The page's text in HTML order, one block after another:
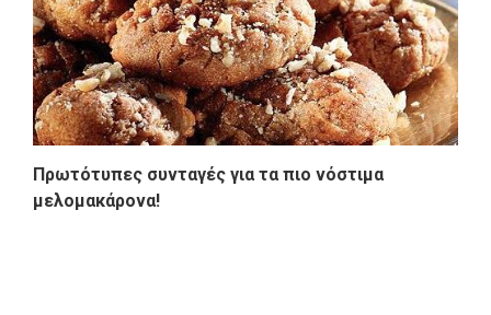
Πρωτότυπες συνταγές για τα πιο νόστιμα
μελομακάρονα!